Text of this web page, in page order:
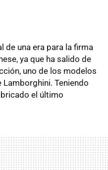
de una era para la firma
ya que ha salido de
uno de los modelos
Teniendo
el último